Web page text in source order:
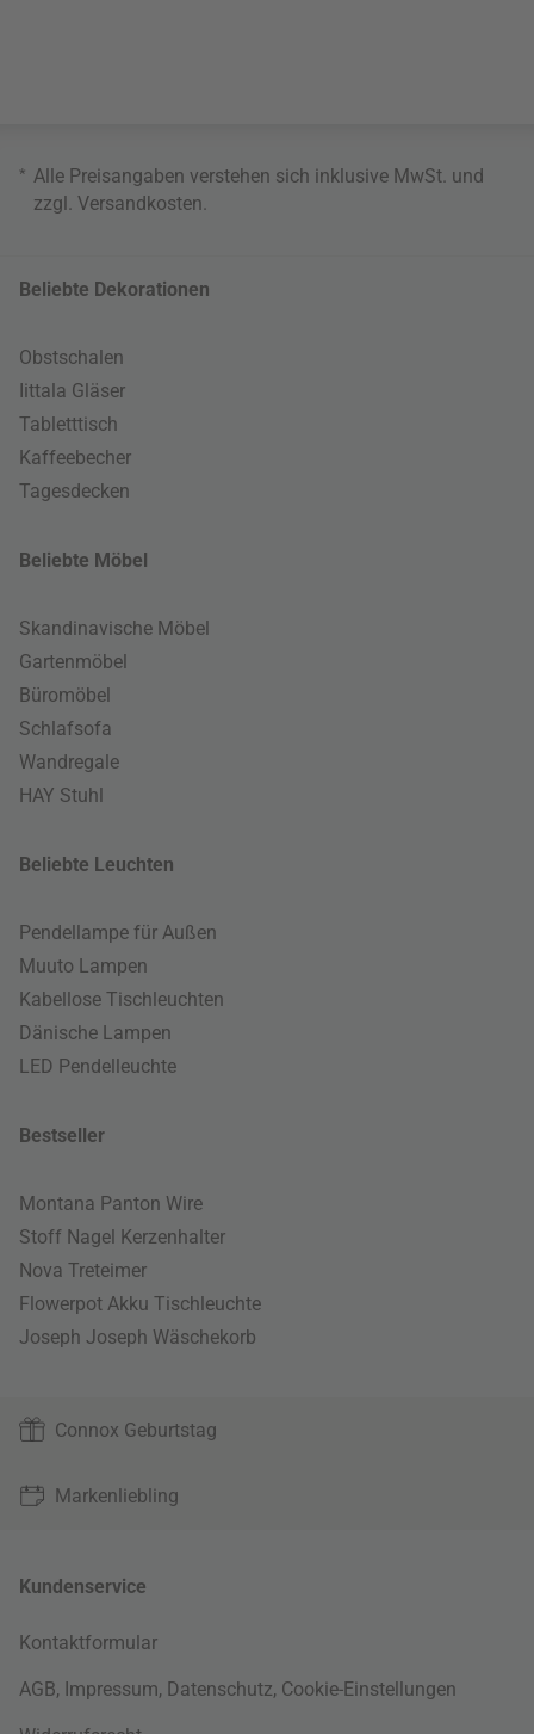
* Alle Preisangaben verstehen sich inklusive MwSt. und
zzgl. Versandkosten
Beliebte Dekorationen
Obstschalen
Iittala Gläser
Tabletttisch
Kaffeebecher
Tagesdecken
Beliebte Möbel
Skandinavische Möbel
Gartenmöbel
Büromöbel
Schlafsofa
Wandregale
HAY Stuhl
Beliebte Leuchten
Pendellampe für Außen
Muuto Lampen
Kabellose Tischleuchten
Dänische Lampen
LED Pendelleuchte
Bestseller
Montana Panton Wire
Stoff Nagel Kerzenhalter
Nova Treteimer
Flowerpot Akku Tischleuchte
Joseph Joseph Wäschekorb
Connox Geburtstag
Markenliebling
Kundenservice
Kontaktformular
AGB, Impressum, Datenschutz, Cookie-Einstellungen